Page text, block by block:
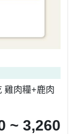
雞肉糧+鹿肉
~ 3,260